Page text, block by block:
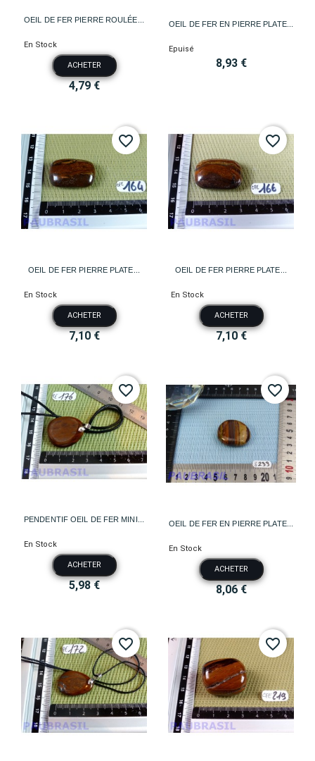
OEIL DE FER PIERRE ROULÉE...
En Stock
ACHETER
4,79 €
OEIL DE FER EN PIERRE PLATE...
Epuisé
8,93 €
OEIL DE FER PIERRE PLATE...
En Stock
ACHETER
7,10 €
favorite_border
OEIL DE FER PIERRE PLATE...
En Stock
ACHETER
7,10 €
favorite_border
PENDENTIF OEIL DE FER MINI...
En Stock
ACHETER
5,98 €
favorite_border
OEIL DE FER EN PIERRE PLATE...
En Stock
ACHETER
8,06 €
favorite_border
favorite_border favorite_border